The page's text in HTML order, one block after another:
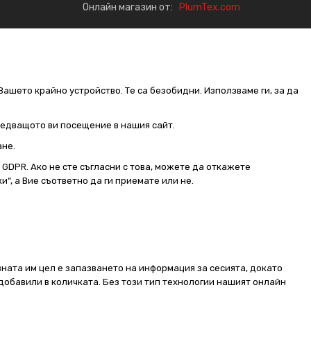
Онлайн магазин от: PlumTex.com
крайно устройство. Те са безобидни. Използваме ги, за да
ви посещение в нашия сайт.
Ако не сте съгласни с това, можете да откажете
а Вие съответно да ги приемате или не.
им цел е запазването на информация за сесията, докато
в количката. Без този тип технологии нашият онлайн